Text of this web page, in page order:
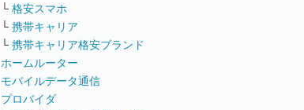
└ 格安スマホ
└ 携帯キャリア
└ 携帯キャリア格安ブランド
ホームルーター
モバイルデータ通信
プロバイダ